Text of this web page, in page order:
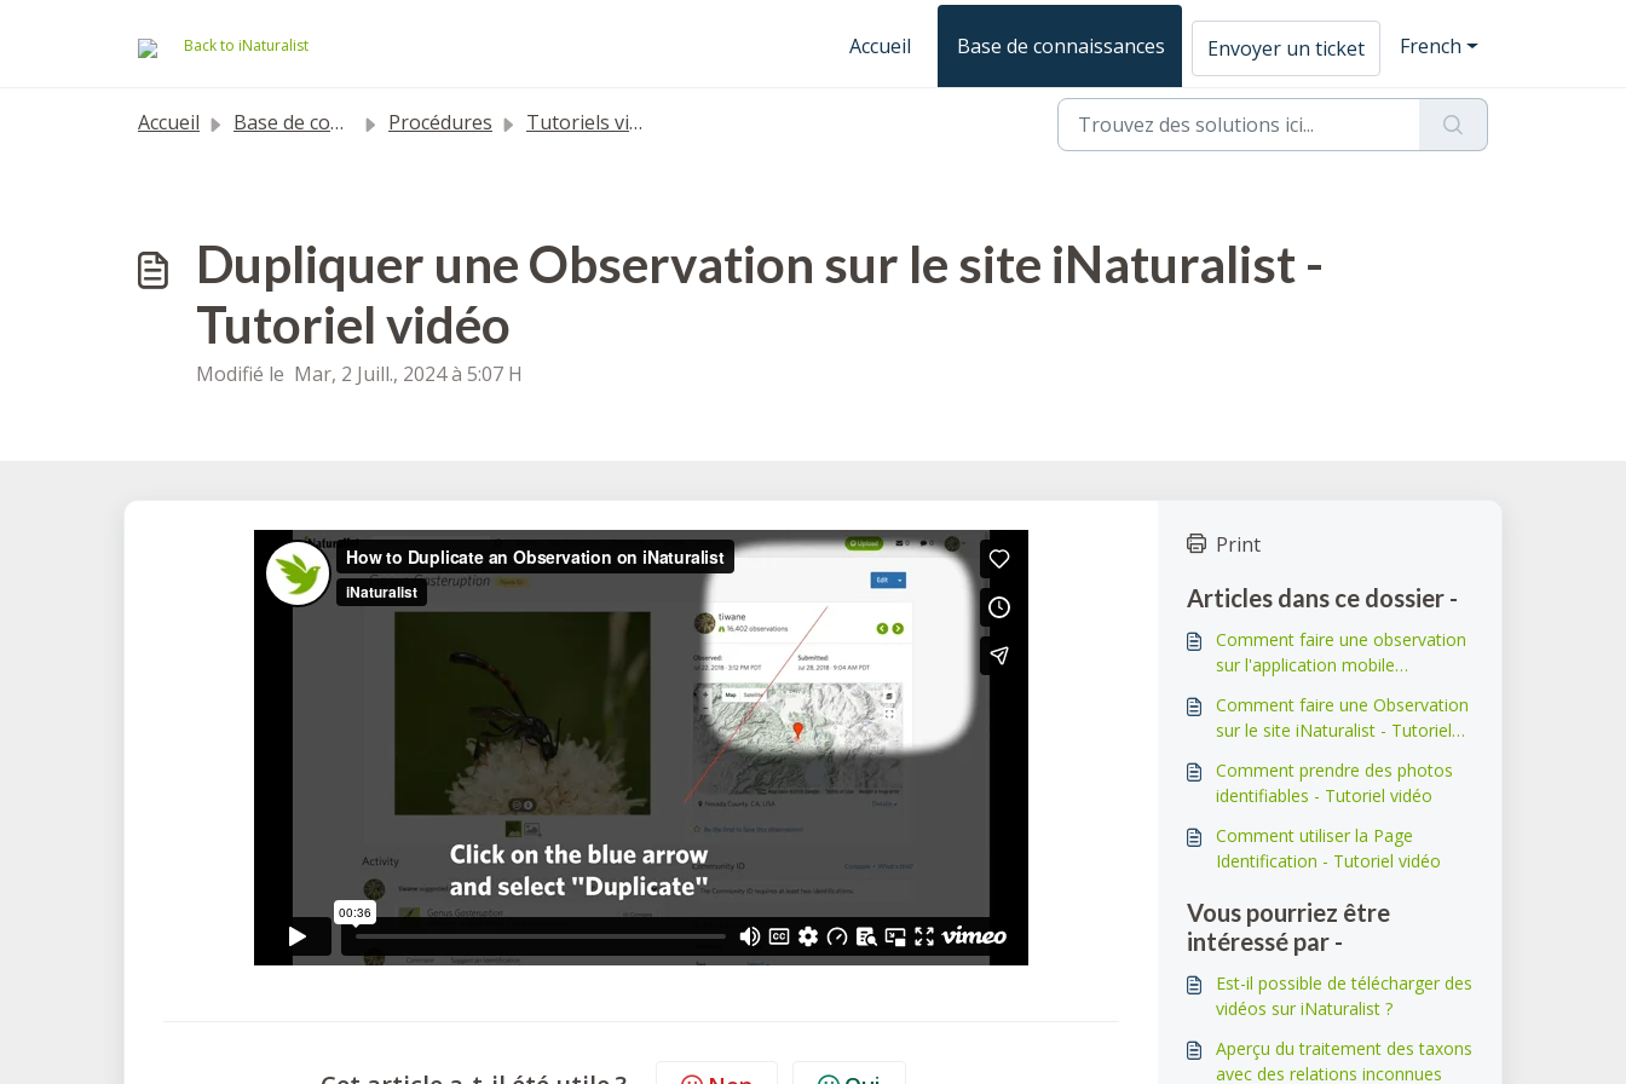
Back to iNaturalist Accueil Base de connaissances Envoyer un ticket French
Accueil Base de connaissances Procédures Tutoriels vidéo
Dupliquer une Observation sur le site iNaturalist -
Tutoriel vidéo
Modifié le Mar, 2 Juill., 2024 à 5:07 H
Print
Articles dans ce dossier -
Comment faire une observation
sur l'application mobile
Comment faire une Observation
sur le site iNaturalist - Tutoriel
Comment prendre des photos
identifiables - Tutoriel vidéo
Comment utiliser la Page
Identification - Tutoriel vidéo
Vous pourriez être
intéressé par -
Est-il possible de télécharger des
vidéos sur iNaturalist ?
Aperçu du traitement des taxons
avec des relations inconnues